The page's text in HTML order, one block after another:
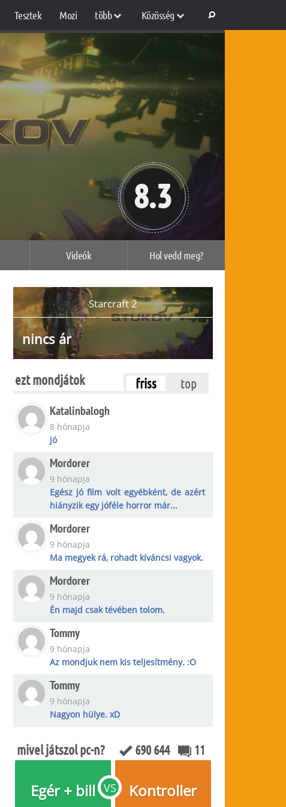
Tesztek Mozi több Közösség
Videók Hol vedd meg?
8.3
Starcraft 2
nincs ár
ezt mondjátok friss
top
Katalinbalogh
8 hónapja
jó
Mordorer
9 hónapja
Egész jó film volt egyébként, de azért
hiányzik egy jóféle horror már...
Mordorer
9 hónapja
Ma megyek rá, rohadt kíváncsi vagyok.
Mordorer
9 hónapja
Én majd csak tévében tolom.
Tommy
9 hónapja
Az mondjuk nem kis teljesítmény. :O
Tommy
9 hónapja
Nagyon hülye. xD
mivel játszol pc-n? 690 644 11
VS
Egér + bill Kontroller